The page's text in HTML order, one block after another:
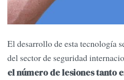
El desarrollo de esta tecnología
del sector de seguridad
el número de lesiones tanto